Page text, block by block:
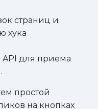
страниц и
хука
API для приема
простой
на кнопках